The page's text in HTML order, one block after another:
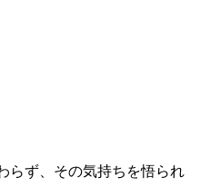
らず、その気持ちを悟られ